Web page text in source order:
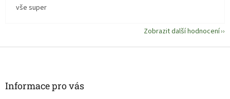
vše super
Zobrazit další hodnocení
Informace pro vás